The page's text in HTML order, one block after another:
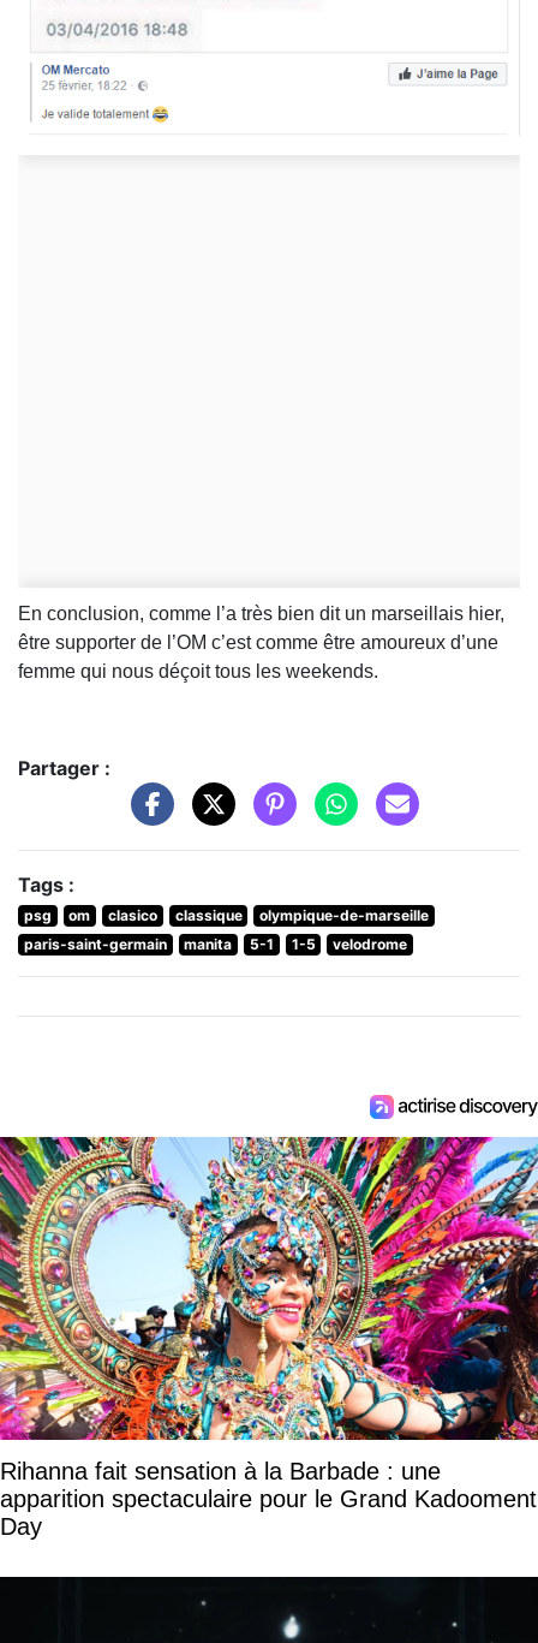
En conclusion, comme l’a très bien dit un marseillais hier,
être supporter de l’OM c’est comme être amoureux d’une
femme qui nous déçoit tous les weekends.
Partager :
Tags :
psg om clasico classique
olympique-de-marseille
paris-saint-germain
manita 5-1 1-5 velodrome
Rihanna fait sensation à la Barbade : une
apparition spectaculaire pour le Grand Kadooment
Day